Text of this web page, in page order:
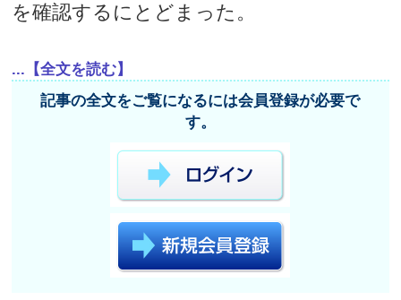
を確認するにとどまった。
...【全文を読む】
記事の全文をご覧になるには会員登録が必要で
す。